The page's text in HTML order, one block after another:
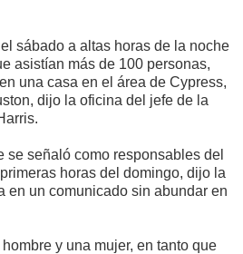
sábado a altas horas de la noche
asistían más de 100 personas,
una casa en el área de Cypress,
dijo la oficina del jefe de la
se señaló como responsables del
horas del domingo, dijo la
en un comunicado sin abundar en
y una mujer, en tanto que